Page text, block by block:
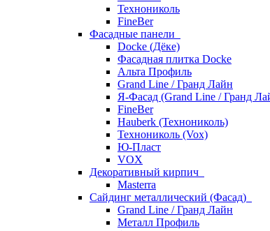
Технониколь
FineBer
Фасадные панели
Docke (Дёке)
Фасадная плитка Docke
Альта Профиль
Grand Line / Гранд Лайн
Я-Фасад (Grand Line / Гранд
FineBer
Hauberk (Технониколь)
Технониколь (Vox)
Ю-Пласт
VOX
Декоративный кирпич
Masterra
Сайдинг металлический (Фасад)
Grand Line / Гранд Лайн
Металл Профиль